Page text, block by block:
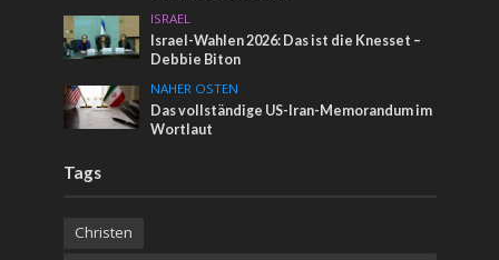
ISRAEL
Israel-Wahlen 2026: Das ist die Knesset –
Debbie Biton
NAHER OSTEN
Das vollständige US-Iran-Memorandum im
Wortlaut
Tags
Christen